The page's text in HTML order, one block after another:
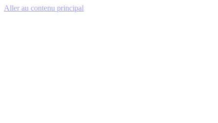
Aller au contenu principal